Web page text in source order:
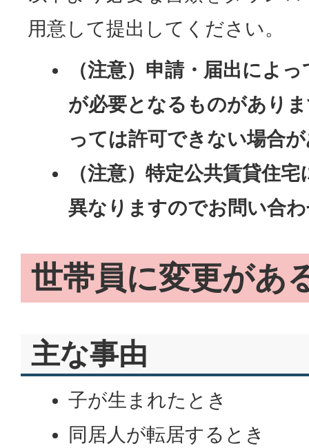
用意して提出してください。
（注意）申請・届出によ
が必要となるものがあり
っては許可できない場合
（注意）特定公共賃貸住
異なりますのでお問い合
世帯員に変更があ
主な事由
子が生まれたとき
同居人が転居するとき